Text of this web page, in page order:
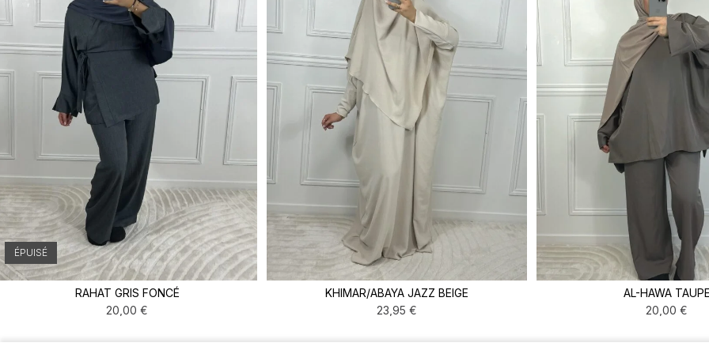
ÉPUISÉ
RAHAT GRIS FONCÉ
20,00 €
KHIMAR/ABAYA JAZZ BEIGE
23,95 €
AL-HAWA TAUPE
20,00 €